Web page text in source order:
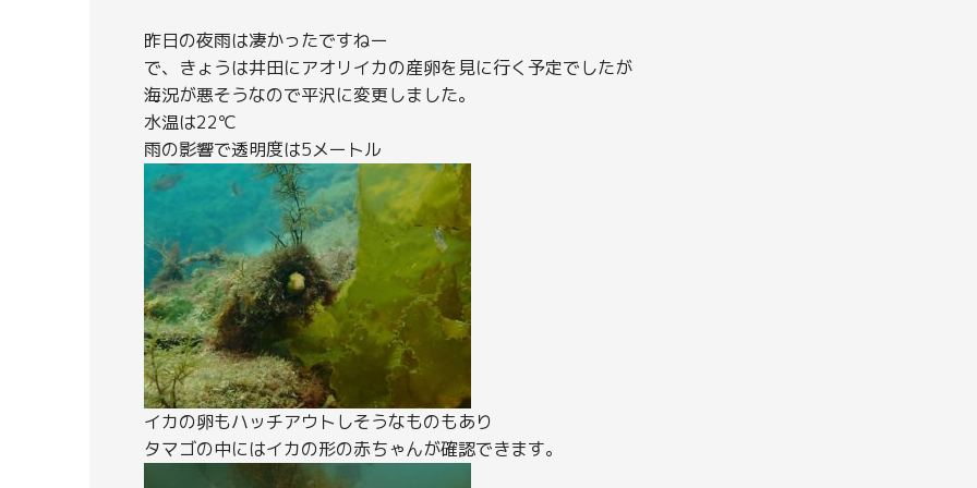
昨日の夜雨は凄かったですねー
で、きょうは井田にアオリイカの産卵を見に行く予定でしたが
海況が悪そうなので平沢に変更しました。
水温は22℃
雨の影響で透明度は5メートル
イカの卵もハッチアウトしそうなものもあり
タマゴの中にはイカの形の赤ちゃんが確認できます。